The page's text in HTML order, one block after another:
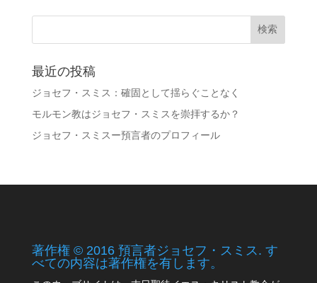
最近の投稿
ジョセフ・スミス：確固として揺らぐことなく
モルモン教はジョセフ・スミスを崇拝するか？
ジョセフ・スミスー預言者のプロフィール
著作権 © 2016 預言者ジョセフ・スミス. す
べての内容は著作権を有します。